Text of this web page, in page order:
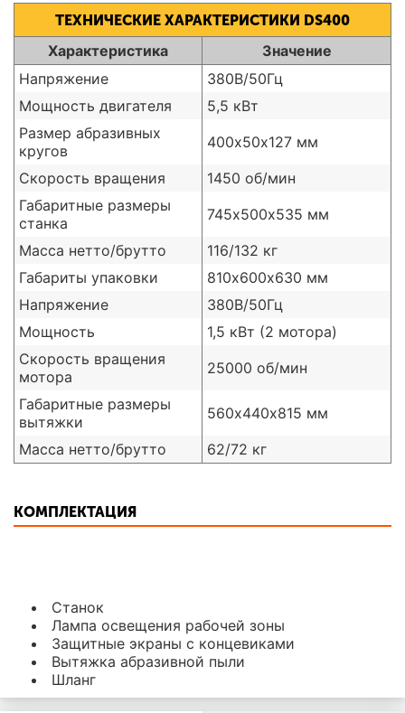
ТЕХНИЧЕСКИЕ ХАРАКТЕРИСТИКИ DS400
Характеристика
Значение
Напряжение
380В/50Гц
Мощность двигателя
5,5 кВт
Размер абразивных
кругов
400х50х127 мм
Скорость вращения
1450 об/мин
Габаритные размеры
станка
745х500х535 мм
Масса нетто/брутто
116/132 кг
Габариты упаковки
810х600х630 мм
Напряжение
380В/50Гц
Мощность
1,5 кВт (2 мотора)
Скорость вращения
мотора
25000 об/мин
Габаритные размеры
вытяжки
560х440х815 мм
Масса нетто/брутто
62/72 кг
КОМПЛЕКТАЦИЯ
Станок
Лампа освещения рабочей зоны
Защитные экраны с концевиками
Вытяжка абразивной пыли
Шланг